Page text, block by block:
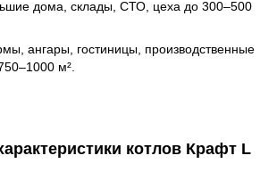
дома, склады, СТО, цеха до 300–500
ангары, гостиницы, производственные
м².
котлов Крафт L